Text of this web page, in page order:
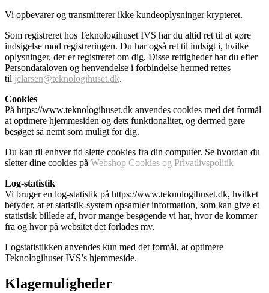
Vi opbevarer og transmitterer ikke kundeoplysninger krypteret.
Som registreret hos Teknologihuset IVS har du altid ret til at gøre
indsigelse mod registreringen. Du har også ret til indsigt i, hvilke
oplysninger, der er registreret om dig. Disse rettigheder har du efter
Persondataloven og henvendelse i forbindelse hermed rettes
til jclarsen@teknologihuset.dk.
Cookies
På https://www.teknologihuset.dk anvendes cookies med det formål
at optimere hjemmesiden og dets funktionalitet, og dermed gøre
besøget så nemt som muligt for dig.
Du kan til enhver tid slette cookies fra din computer. Se hvordan du
sletter dine cookies på Webshop Cookies og Privatlivspolitik
Log-statistik
Vi bruger en log-statistik på https://www.teknologihuset.dk, hvilket
betyder, at et statistik-system opsamler information, som kan give et
statistisk billede af, hvor mange besøgende vi har, hvor de kommer
fra og hvor på websitet det forlades mv.
Logstatistikken anvendes kun med det formål, at optimere
Teknologihuset IVS’s hjemmeside.
Klagemuligheder